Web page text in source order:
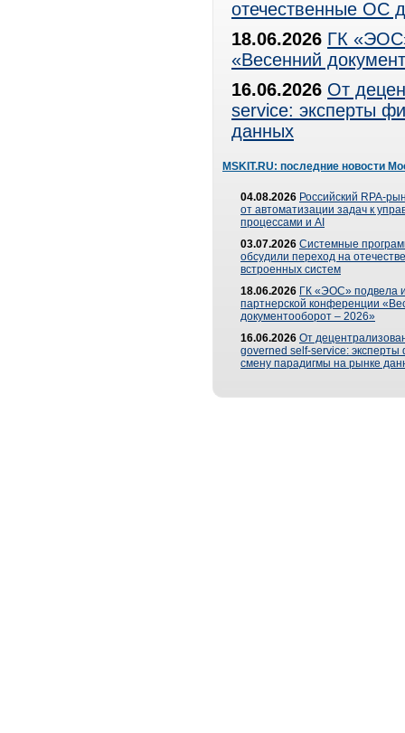
отечественные ОС
18.06.2026 ГК
«Весенний
16.06.2026 От
service: эксперты
данных
MSKIT.RU: последние новости
04.08.2026 Российский RPA-
от автоматизации задач к
процессами и AI
03.07.2026 Системные
обсудили переход на
встроенных систем
18.06.2026 ГК «ЭОС» подвела
партнерской конференции
документооборот – 2026»
16.06.2026 От
governed self-service: эксперты
смену парадигмы на рынке